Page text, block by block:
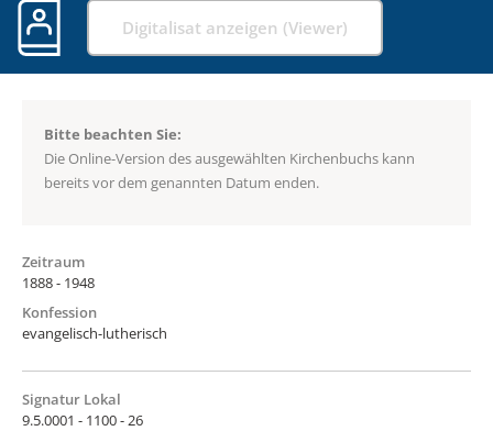
Digitalisat anzeigen (Viewer)
Bitte beachten Sie:
Die Online-Version des ausgewählten Kirchenbuchs kann
bereits vor dem genannten Datum enden.
Zeitraum
1888 - 1948
Konfession
evangelisch-lutherisch
Signatur Lokal
9.5.0001 - 1100 - 26